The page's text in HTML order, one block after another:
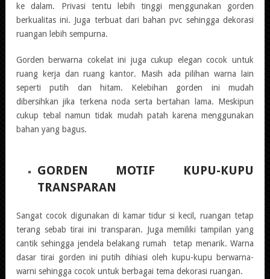
ke dalam. Privasi tentu lebih tinggi menggunakan gorden
berkualitas ini. Juga terbuat dari bahan pvc sehingga dekorasi
ruangan lebih sempurna.
Gorden berwarna cokelat ini juga cukup elegan cocok untuk
ruang kerja dan ruang kantor. Masih ada pilihan warna lain
seperti putih dan hitam. Kelebihan gorden ini mudah
dibersihkan jika terkena noda serta bertahan lama. Meskipun
cukup tebal namun tidak mudah patah karena menggunakan
bahan yang bagus.
GORDEN MOTIF KUPU-KUPU
TRANSPARAN
Sangat cocok digunakan di kamar tidur si kecil, ruangan tetap
terang sebab tirai ini transparan. Juga memiliki tampilan yang
cantik sehingga jendela belakang rumah tetap menarik. Warna
dasar tirai gorden ini putih dihiasi oleh kupu-kupu berwarna-
warni sehingga cocok untuk berbagai tema dekorasi ruangan.